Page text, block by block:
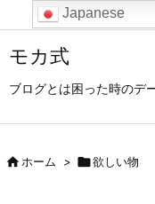
モカ式
ブログとは困った時のデ
ホーム > 欲しい物
Japanese